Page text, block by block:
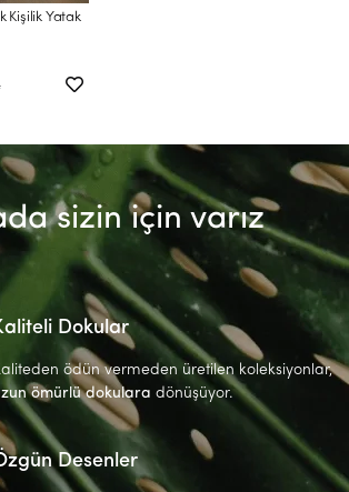
Kişilik Yatak
sizin için varız
Dokular
ödün vermeden üretilen koleksiyonlar,
ömürlü dokulara dönüşüyor.
Desenler